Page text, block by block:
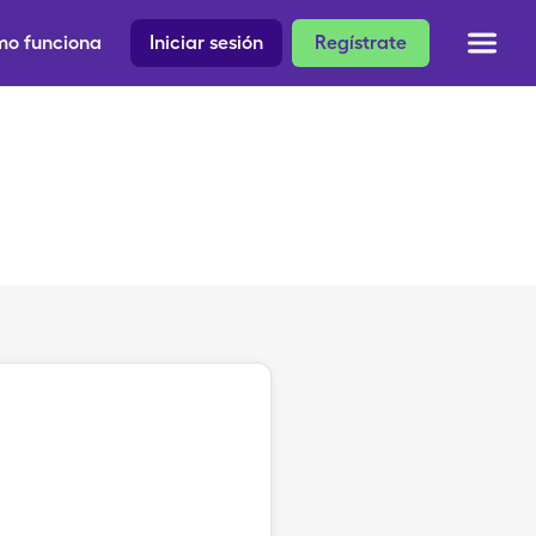
Regístrate
Iniciar sesión
funciona